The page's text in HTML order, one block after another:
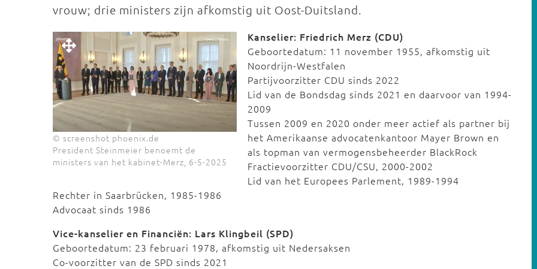
vrouw; drie ministers zijn afkomstig uit Oost-Duitsland.
© screenshot phoenix.de
President Steinmeier benoemt de
ministers van het kabinet-Merz, 6-5-2025
Kanselier: Friedrich Merz (CDU)
Geboortedatum: 11 november 1955, afkomstig uit
Noordrijn-Westfalen
Partijvoorzitter CDU sinds 2022
Lid van de Bondsdag sinds 2021 en daarvoor van 1994-
2009
Tussen 2009 en 2020 onder meer actief als partner bij
het Amerikaanse advocatenkantoor Mayer Brown en
als topman van vermogensbeheerder BlackRock
Fractievoorzitter CDU/CSU, 2000-2002
Lid van het Europees Parlement, 1989-1994
Rechter in Saarbrücken, 1985-1986
Advocaat sinds 1986
Vice-kanselier en Financiën: Lars Klingbeil (SPD)
Geboortedatum: 23 februari 1978, afkomstig uit Nedersaksen
Co-voorzitter van de SPD sinds 2021